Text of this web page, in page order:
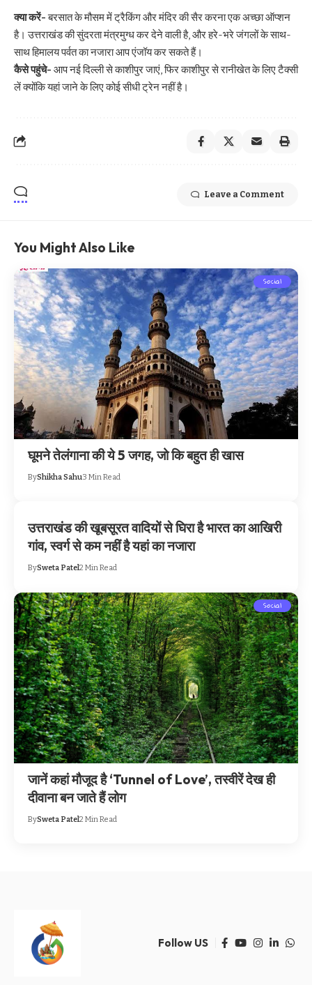
क्या करें-बरसात के मौसम में ट्रैकिंग और मंदिर की सैर करना एक अच्छा ऑप्शन
है। उत्तराखंड की सुंदरता मंत्रमुग्ध कर देने वाली है, और हरे-भरे जंगलों के साथ-
साथ हिमालय पर्वत का नजारा आप एंजॉय कर सकते हैं।
कैसे पहुंचे- आप नई दिल्ली से काशीपुर जाएं, फिर काशीपुर से रानीखेत के लिए टैक्सी
लें क्योंकि यहां जाने के लिए कोई सीधी ट्रेन नहीं है।
Leave a Comment
You Might Also Like
Social
घूमने तेलंगाना की ये 5 जगह, जो कि बहुत ही खास
ByShikha Sahu3 Min Read
उत्तराखंड की खूबसूरत वादियों से घिरा है भारत का आखिरी
गांव, स्वर्ग से कम नहीं है यहां का नजारा
BySweta Patel2 Min Read
Social
जानें कहां मौजूद है ‘Tunnel of Love’, तस्वीरें देख ही
दीवाना बन जाते हैं लोग
BySweta Patel2 Min Read
Follow US